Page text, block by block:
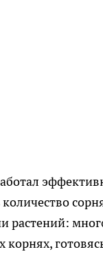
растений: